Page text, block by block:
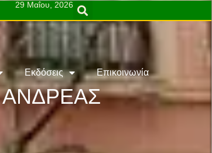
29 Μαΐου, 2026
Εκδόσεις Επικοινωνία
ΑΝΔΡΕΑΣ